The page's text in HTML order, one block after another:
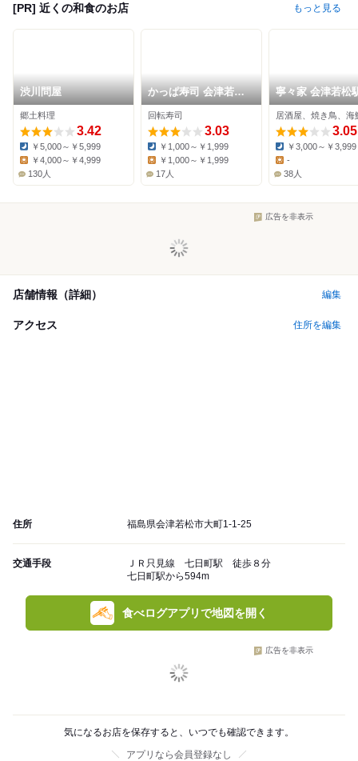
[PR] 近くの和食のお店 もっと見る
渋川問屋
郷土料理
3.42
Dinner:
￥5,000～￥5,999
￥4,000～￥4,999
130人
かっぱ寿司 会津若松
南店
回転寿司
3.03
Dinner:
￥1,000～￥1,999
Lunch:
￥1,000～￥1,999
17人
寧々家 会津若松
店
居酒屋、焼き鳥、海
3.05
Dinner:
￥3,000～￥3,999
Lunch:
-
38人
広告を非表示
店舗情報（詳細） 編集
アクセス 住所を編集
住所 福島県会津若松市大町1-1-25
交通手段
ＪＲ只見線 七日町駅 徒歩８分
七日町駅から594m
食べログアプリで地図を開く
広告を非表示
気になるお店を保存すると、いつでも確認できます。
アプリなら会員登録なし